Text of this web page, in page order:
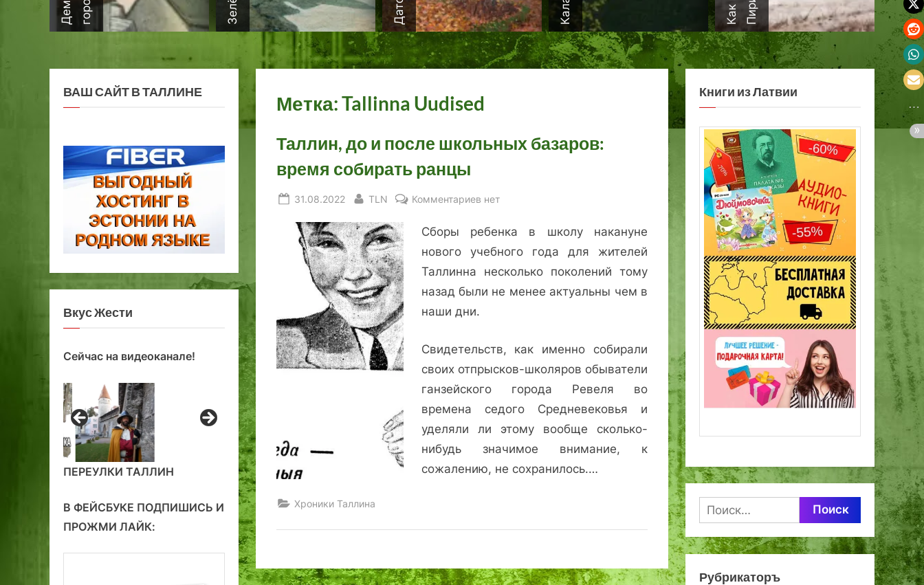
Метка:Tallinna Uudised
Таллин, до и после школьных базаров:
время собирать ранцы
Posted
31.08.2022 By
TLN Комментариев к
Таллин,
до
и
собирать
ранцы
нет
Сборы ребенка в школу накануне
нового учебного года для жителей
Таллинна несколько поколений тому
назад были не менее актуальны чем в
наши дни.
Свидетельств, как именно собирали
своих отпрысков-школяров обыватели
ганзейского города Ревеля во
времена седого Средневековья и
уделяли ли этому вообще сколько-
нибудь значимое внимание, к
сожалению, не сохранилось.…
Хроники Таллина
ВАШ САЙТ В ТАЛЛИНЕ
Вкус Жести
Сейчас на видеоканале!
ПЕРЕУЛКИ ТАЛЛИН
В ФЕЙСБУКЕ ПОДПИШИСЬ И
ПРОЖМИ ЛАЙК:
Книги из Латвии
Найти:
Рубрикаторъ